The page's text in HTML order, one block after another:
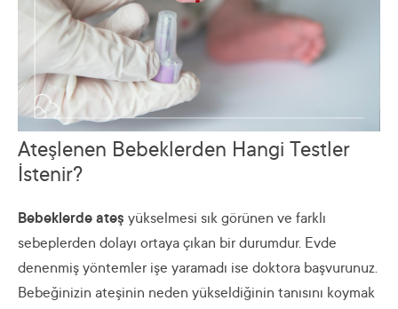
Ateşlenen Bebeklerden Hangi Testler
İstenir?
Bebeklerde ateş yükselmesi sık görünen ve farklı
sebeplerden dolayı ortaya çıkan bir durumdur. Evde
denenmiş yöntemler işe yaramadı ise doktora başvurunuz.
Bebeğinizin ateşinin neden yükseldiğinin tanısını koymak